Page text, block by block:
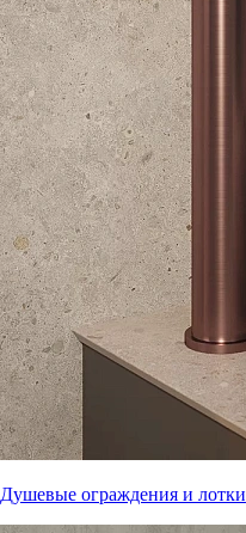
Душевые ограждения и лотки